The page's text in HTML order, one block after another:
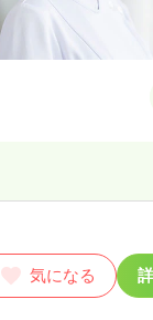
気になる